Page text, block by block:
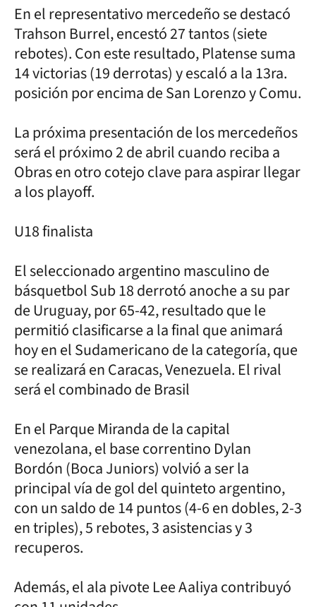
En el representativo mercedeño se destacó
Trahson Burrel, encestó 27 tantos (siete
rebotes). Con este resultado, Platense suma
14 victorias (19 derrotas) y escaló a la 13ra.
posición por encima de San Lorenzo y Comu.
La próxima presentación de los mercedeños
será el próximo 2 de abril cuando reciba a
Obras en otro cotejo clave para aspirar llegar
a los playoff.
U18 finalista
El seleccionado argentino masculino de
básquetbol Sub 18 derrotó anoche a su par
de Uruguay, por 65-42, resultado que le
permitió clasificarse a la final que animará
hoy en el Sudamericano de la categoría, que
se realizará en Caracas, Venezuela. El rival
será el combinado de Brasil
En el Parque Miranda de la capital
venezolana, el base correntino Dylan
Bordón (Boca Juniors) volvió a ser la
principal vía de gol del quinteto argentino,
con un saldo de 14 puntos (4-6 en dobles, 2-3
en triples), 5 rebotes, 3 asistencias y 3
recuperos.
Además, el ala pivote Lee Aaliya contribuyó